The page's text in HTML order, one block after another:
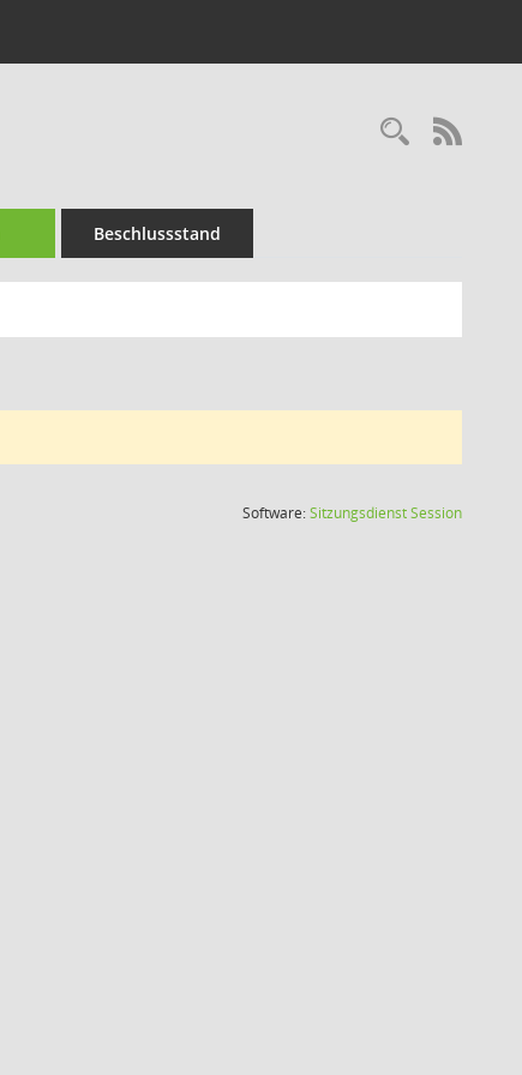
Beschlussstand
Software:SitzungsdienstSession(Wird in